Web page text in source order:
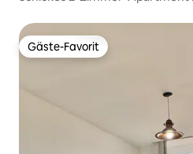
Gäste-Favorit
Gäste-Favorit